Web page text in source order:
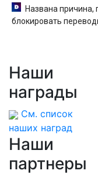
Названа причина,
блокировать
Наши
награды
См. список
наших наград
Наши
партнеры